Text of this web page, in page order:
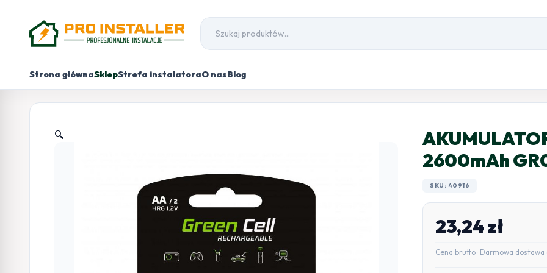
Strona głównaSklepStrefa instalatoraO nasBlog
🔍
2600mAh
SKU: 40916
23,24zł
Cena brutto · Darmowa dostawa